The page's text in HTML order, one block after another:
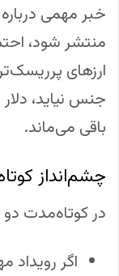
خبر مهمی
منتشر شود،
ارزهای
جنس نیاید،
باقی می‌ماند.
چشم‌انداز
در کوتاه‌مدت
اگر